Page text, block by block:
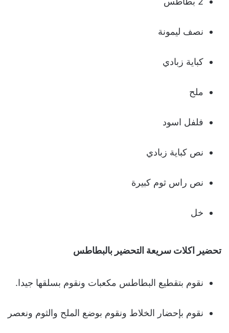
نصف ليمونة
كباية زبادي
ملح
فلفل اسود
نص كباية زبادي
نص راس ثوم كبيرة
خل
تحضير اكلات سريعة التحضير بالبطاطس
نقوم بتقطيع البطاطس مكعبات ونقوم بسلقها جيدا.
نقوم بإحضار الخلاط ونقوم بوضع الملح والثوم ونعصر